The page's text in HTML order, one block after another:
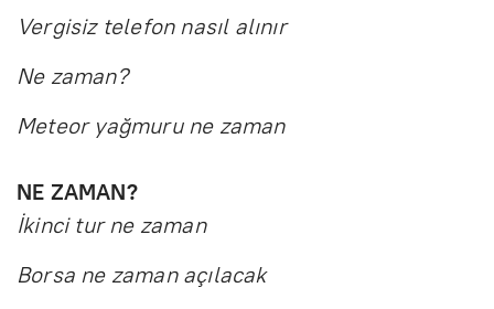
Vergisiz telefon nasıl alınır
Ne zaman?
Meteor yağmuru ne zaman
NE ZAMAN?
İkinci tur ne zaman
Borsa ne zaman açılacak